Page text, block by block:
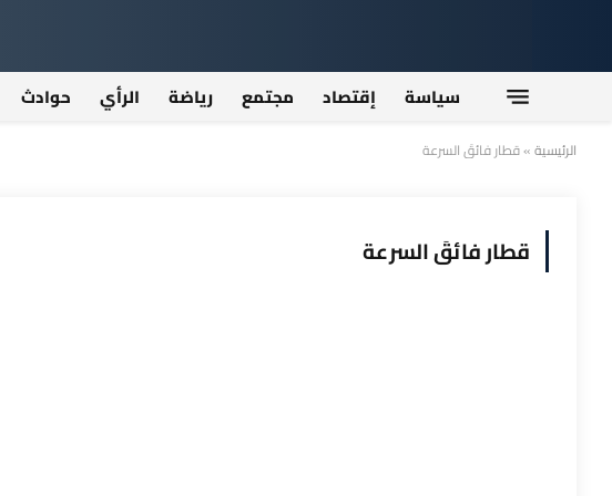
سياسة إقتصاد مجتمع رياضة الرأي حوادث
الرئيسية»قطار فائقَ السرعة
قطار فائقَ السرعة